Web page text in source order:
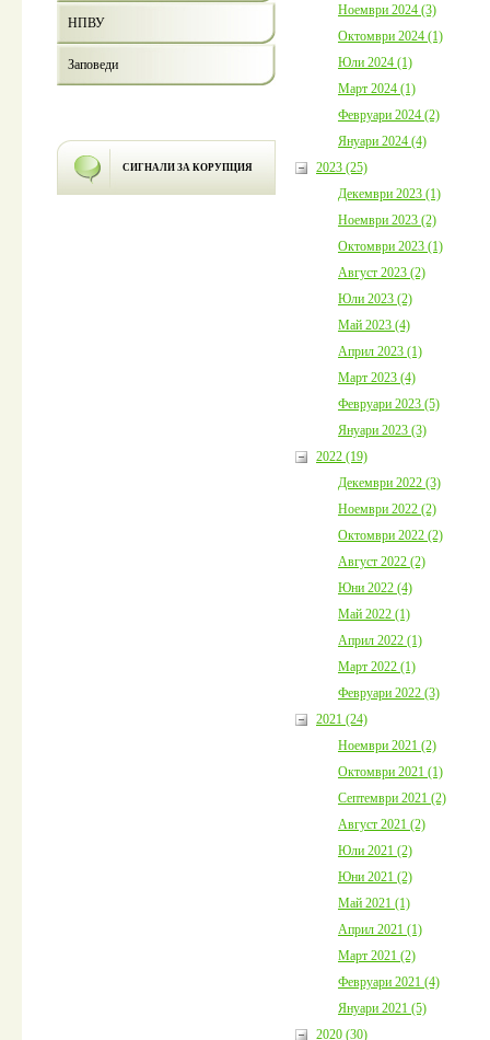
НПВУ
Заповеди
СИГНАЛИ ЗА КОРУПЦИЯ
Ноември 2024 (3)
Октомври 2024 (1)
Юли 2024 (1)
Март 2024 (1)
Февруари 2024 (2)
Януари 2024 (4)
2023 (25)
Декември 2023 (1)
Ноември 2023 (2)
Октомври 2023 (1)
Август 2023 (2)
Юли 2023 (2)
Май 2023 (4)
Април 2023 (1)
Март 2023 (4)
Февруари 2023 (5)
Януари 2023 (3)
2022 (19)
Декември 2022 (3)
Ноември 2022 (2)
Октомври 2022 (2)
Август 2022 (2)
Юни 2022 (4)
Май 2022 (1)
Април 2022 (1)
Март 2022 (1)
Февруари 2022 (3)
2021 (24)
Ноември 2021 (2)
Октомври 2021 (1)
Септември 2021 (2)
Август 2021 (2)
Юли 2021 (2)
Юни 2021 (2)
Май 2021 (1)
Април 2021 (1)
Март 2021 (2)
Февруари 2021 (4)
Януари 2021 (5)
2020 (30)